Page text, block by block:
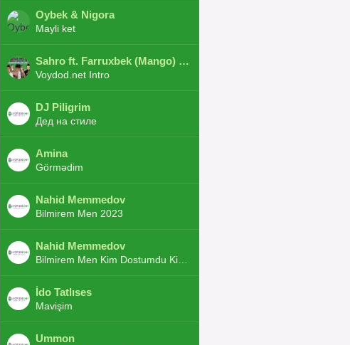
Oybek & Nigora
Mayli ket
Sahro ft. Farruxbek (Mango) ft. Shaxboz ft. Navruz and Zarba ft. DJ.JoHa
Voydod.net Intro
DJ Piligrim
Дед на стиле
Amina
Görmədim
Nahid Memmedov
Bilmirem Men 2023
Nahid Memmedov
İdo Tatlıses
Mavişim
Ummon